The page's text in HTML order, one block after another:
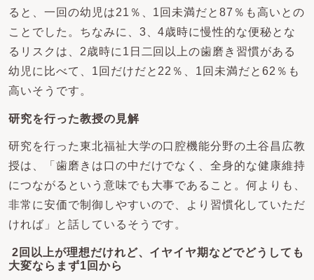
ると、一回の幼児は21％、1回未満だと87％も高いとの
ことでした。ちなみに、3、4歳時に慢性的な便秘とな
るリスクは、2歳時に1日二回以上の歯磨き習慣がある
幼児に比べて、1回だけだと22％、1回未満だと62％も
高いそうです。
研究を行った教授の見解
研究を行った東北福祉大学の口腔機能分野の土谷昌広教
授は、「歯磨きは口の中だけでなく、全身的な健康維持
につながるという意味でも大事であること。何よりも、
非常に安価で制御しやすいので、より習慣化していただ
ければ」と話しているそうです。
2回以上が理想だけれど、イヤイヤ期などでどうしても
大変ならまず1回から